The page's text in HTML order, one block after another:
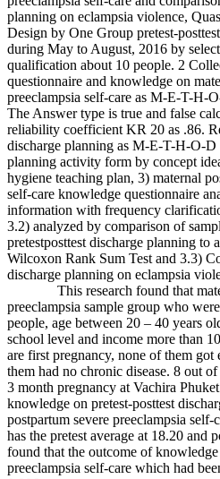
planning on eclampsia violence,
Design by One Group pretest-
during May to August, 2016 by
qualification about 10 people. 2
questionnaire and knowledge on
preeclampsia self-care as M-E-T-H-
The Answer type is true and false
reliability coefficient KR 20 as .86.
discharge planning as M-E-T-H-O-
planning activity form by concept
hygiene teaching plan, 3) maternal
self-care knowledge questionnaire
information with frequency
3.2) analyzed by comparison of
pretestposttest discharge planning to
Wilcoxon Rank Sum Test and 3.3)
discharge planning on eclampsia
This research found that
preeclampsia sample group who
people, age between 20 – 40 years
school level and income more than
are first pregnancy, none of them
them had no chronic disease. 8 out
3 month pregnancy at Vachira
knowledge on pretest-posttest
postpartum severe preeclampsia
has the pretest average at 18.20 and
found that the outcome of
preeclampsia self-care which had